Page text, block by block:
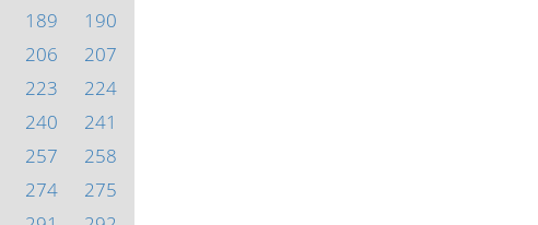
189
190
206
207
223
224
240
241
257
258
274
275